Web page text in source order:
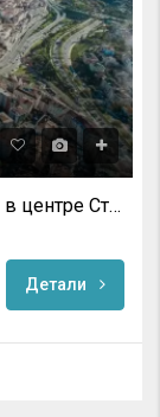
Роскошные апартаменты на продажу в центре Стамбула
Детали